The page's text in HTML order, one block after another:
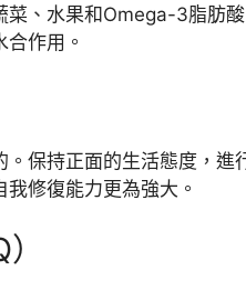
菜、水果和Omega-3脂肪
作用。
保持正面的生活態度，進
修復能力更為強大。